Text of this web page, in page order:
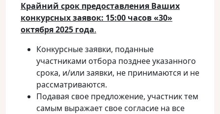
Крайний срок предоставления Ваших
конкурсных заявок: 15:00 часов«30»
октября2025 года.
Конкурсные заявки, поданные
участниками отбора позднее указанного
срока, и/или заявки, не принимаются и не
рассматриваются.
Подавая свое предложение, участник тем
самым выражает свое согласие на все